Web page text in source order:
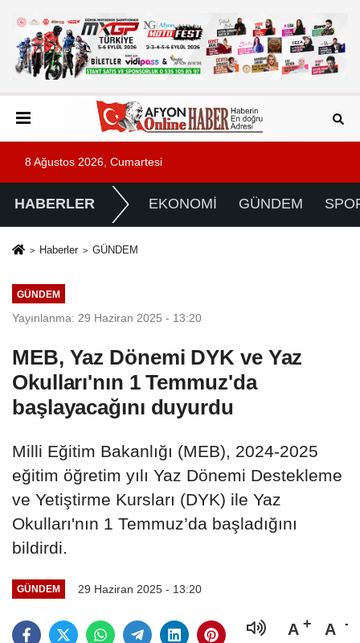
8 Ağustos 2026, Cumartesi
HABERLER EKONOMİ GÜNDEM
Haberler GÜNDEM
GÜNDEM
Yayınlanma: 29 Haziran 2025 - 13:20
MEB, Yaz Dönemi DYK ve Yaz
Okulları'nın 1 Temmuz'da
başlayacağını duyurdu
Milli Eğitim Bakanlığı (MEB), 2024-2025
eğitim öğretim yılı Yaz Dönemi Destekleme
ve Yetiştirme Kursları (DYK) ile Yaz
Okulları'nın 1 Temmuz’da başladığını
bildirdi.
GÜNDEM 29 Haziran 2025 - 13:20
A A